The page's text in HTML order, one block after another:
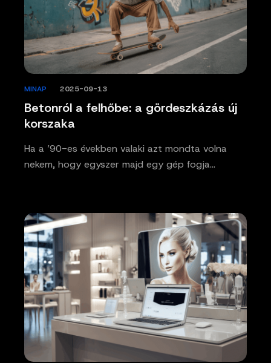
Betonról a felhőbe: a gördeszkázás új
korszaka
MINAP 2025-09-13
Ha a ’90-es években valaki azt mondta volna
nekem, hogy egyszer majd egy gép fogja…